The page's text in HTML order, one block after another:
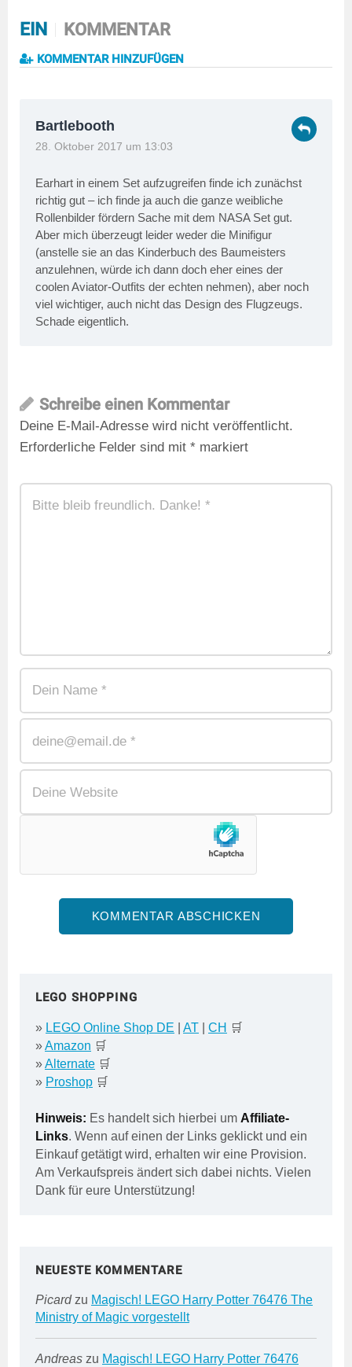
EIN KOMMENTAR
KOMMENTAR HINZUFÜGEN
Bartlebooth
28. Oktober 2017 um 13:03
Earhart in einem Set aufzugreifen finde ich zunächst
richtig gut – ich finde ja auch die ganze weibliche
Rollenbilder fördern Sache mit dem NASA Set gut.
Aber mich überzeugt leider weder die Minifigur
(anstelle sie an das Kinderbuch des Baumeisters
anzulehnen, würde ich dann doch eher eines der
coolen Aviator-Outfits der echten nehmen), aber noch
viel wichtiger, auch nicht das Design des Flugzeugs.
Schade eigentlich.
Schreibe einen Kommentar
Deine E-Mail-Adresse wird nicht veröffentlicht.
Erforderliche Felder sind mit * markiert
LEGO SHOPPING
» LEGO Online Shop DE AT CH 🛒
»Amazon 🛒
»Alternate 🛒
» Proshop 🛒
Hinweis: Es handelt sich hierbei um Affiliate-
Links. Wenn auf einen der Links geklickt und ein
Einkauf getätigt wird, erhalten wir eine Provision.
Am Verkaufspreis ändert sich dabei nichts. Vielen
Dank für eure Unterstützung!
NEUESTE KOMMENTARE
Picardzu Magisch! LEGO Harry Potter 76476 The
Ministry of Magic vorgestellt
Andreas zu Magisch! LEGO Harry Potter 76476